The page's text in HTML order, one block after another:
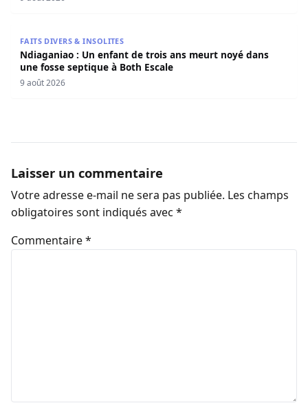
FAITS DIVERS & INSOLITES
Ndiaganiao : Un enfant de trois ans meurt noyé dans
une fosse septique à Both Escale
9 août 2026
Laisser un commentaire
Votre adresse e-mail ne sera pas publiée. Les champs
obligatoires sont indiqués avec *
Commentaire*